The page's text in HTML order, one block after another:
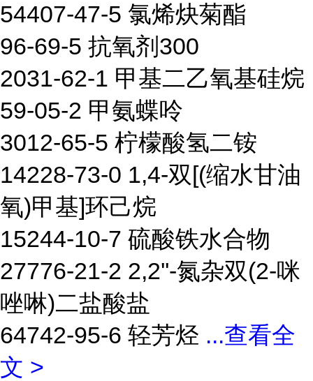
54407-47-5 氯烯炔菊酯
96-69-5 抗氧剂300
2031-62-1 甲基二乙氧基硅烷
59-05-2 甲氨蝶呤
3012-65-5 柠檬酸氢二铵
14228-73-0 1,4-双[(缩水甘油
氧)甲基]环己烷
15244-10-7 硫酸铁水合物
27776-21-2 2,2''-氮杂双(2-咪
唑啉)二盐酸盐
64742-95-6 轻芳烃 ...查看全
文 >